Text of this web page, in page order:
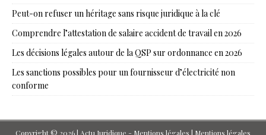
Peut-on refuser un héritage sans risque juridique à la clé
Comprendre l’attestation de salaire accident de travail en 2026
Les décisions légales autour de la QSP sur ordonnance en 2026
Les sanctions possibles pour un fournisseur d’électricité non
conforme
Copyright © 2026 | Actu Juridique - Mentions légales | Mentions légales